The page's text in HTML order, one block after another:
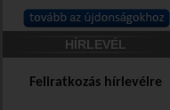
HÍRLEVÉL
Feliratkozás hírlevélre